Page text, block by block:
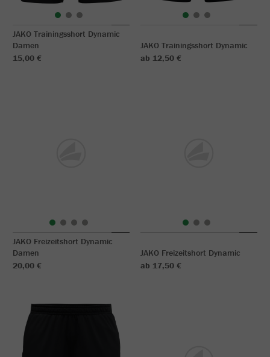
JAKO Trainingsshort Dynamic
Damen
15,00 €
JAKO Trainingsshort Dynamic
ab 12,50 €
JAKO Freizeitshort Dynamic
Damen
20,00 €
JAKO Freizeitshort Dynamic
ab 17,50 €